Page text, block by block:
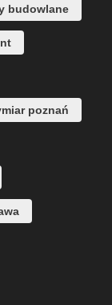
budowlane
poznań